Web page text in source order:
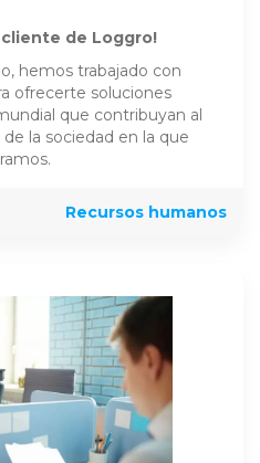
cliente de Loggro!
hemos trabajado con
ofrecerte soluciones
que contribuyan al
la sociedad en la que
Recursos humanos